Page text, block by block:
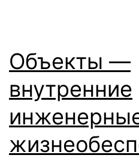
Объекты —
внутренние